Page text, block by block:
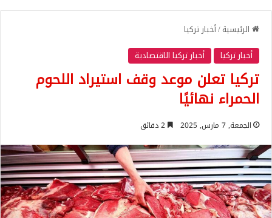
الرئيسية/أخبار تركيا
أخبار تركيا
أخبار تركيا الاقتصادية
تركيا تعلن موعد وقف استيراد اللحوم
الحمراء نهائيًا
الجمعة, 7 مارس, 2025